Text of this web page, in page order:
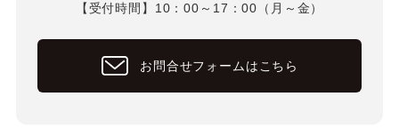
【受付時間】10：00～17：00（月～金）
お問合せフォームはこちら